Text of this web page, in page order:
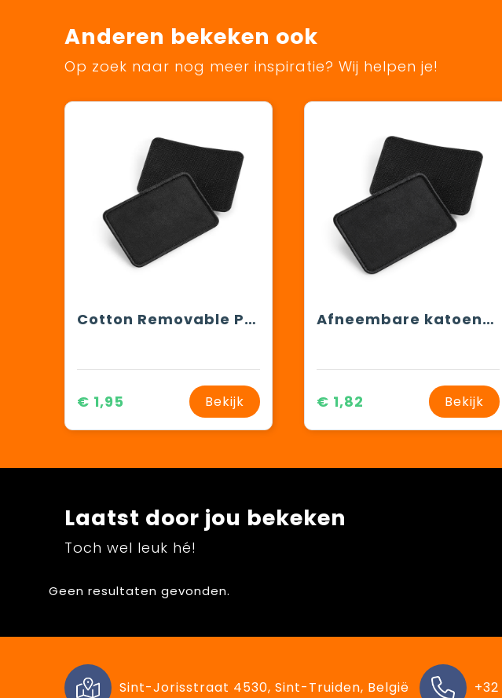
Anderen bekeken ook
Op zoek naar nog meer inspiratie? Wij helpen je!
Cotton Removable Patch
€ 1,95 Bekijk
Afneembare katoenen patch
€ 1,82 Bekijk
Laatst door jou bekeken
Toch wel leuk hé!
Geen resultaten gevonden.
Sint-Jorisstraat 4530, Sint-Truiden, België